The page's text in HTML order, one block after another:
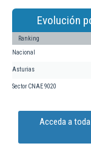
Evolución
Ranking
Nacional
Asturias
Sector CNAE 9020
Acceda a